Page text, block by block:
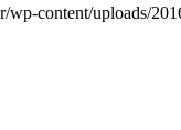
wp-content/uploads/